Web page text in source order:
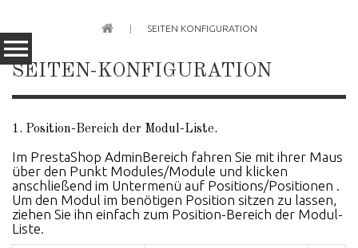
SEITEN KONFIGURATION
SEITEN-KONFIGURATION
1. Position-Bereich der Modul-Liste.
Im PrestaShop AdminBereich fahren Sie mit ihrer Maus
über den Punkt Modules/Module und klicken
anschließend im Untermenü auf Positions/Positionen .
Um den Modul im benötigen Position sitzen zu lassen,
ziehen Sie ihn einfach zum Position-Bereich der Modul-
Liste.